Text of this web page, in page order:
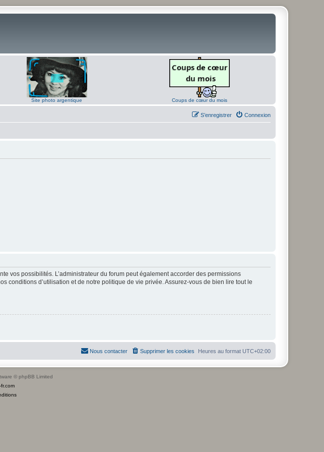
Site photo argentique Coups de cœur du mois
Connexion
S’enregistrer
vos possibilités. L’administrateur du forum peut également accorder des permissions
conditions d’utilisation et de notre politique de vie privée. Assurez-vous de bien lire tout le
Heures au format UTC+02:00
Supprimer les cookies
Nous contacter
© phpBB Limited